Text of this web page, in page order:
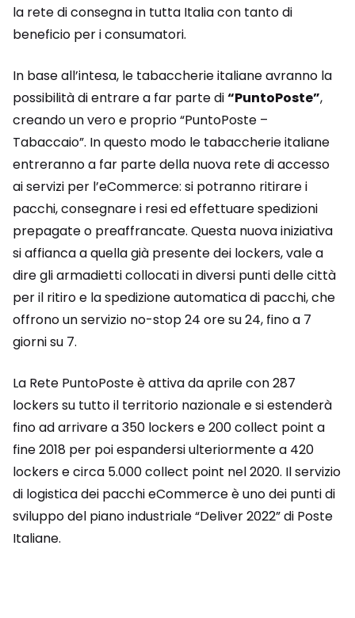
la rete di consegna in tutta Italia con tanto di
beneficio per i consumatori.
In base all’intesa, le tabaccherie italiane avranno la
possibilità di entrare a far parte di“PuntoPoste”,
creando un vero e proprio “PuntoPoste –
Tabaccaio”. In questo modo le tabaccherie italiane
entreranno a far parte della nuova rete di accesso
ai servizi per l’eCommerce: si potranno ritirare i
pacchi, consegnare i resi ed effettuare spedizioni
prepagate o preaffrancate. Questa nuova iniziativa
si affianca a quella già presente dei lockers, vale a
dire gli armadietti collocati in diversi punti delle città
per il ritiro e la spedizione automatica di pacchi, che
offrono un servizio no-stop 24 ore su 24, fino a 7
giorni su 7.
La Rete PuntoPoste è attiva da aprile con 287
lockers su tutto il territorio nazionale e si estenderà
fino ad arrivare a 350 lockers e 200 collect point a
fine 2018 per poi espandersi ulteriormente a 420
lockers e circa 5.000 collect point nel 2020. Il servizio
di logistica dei pacchi eCommerce è uno dei punti di
sviluppo del piano industriale “Deliver 2022” di Poste
Italiane.